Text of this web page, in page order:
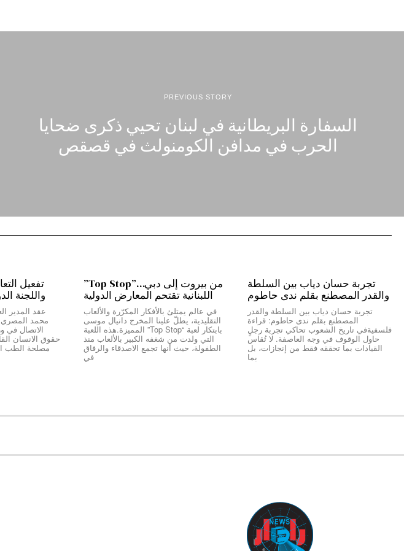
PREVIOUS STORY
السفارة البريطانية في لبنان تحيي ذكرى ضحايا
الحرب في مدافن الكومنولث في قصقص
تجربة حسان دياب بين السلطة
والقدر المصطنع بقلم ندى حاطوم
تجربة حسان دياب بين السلطة والقدر
المصطنع بقلم ندى حاطوم: قراءة
فلسفيةفي تاريخ الشعوب تحاكي تجربة رجلٍ
حاول الوقوف في وجه العاصفة. لا تُقاس
القيادات بما تحققه فقط من إنجازات، بل
بما
من بيروت إلى دبي…”Top Stop”
اللبنانية تقتحم المعارض الدولية
في عالم يمتلئ بالأفكار المكرّرة والألعاب
التقليدية، يطلّ علينا المخرج دانيال موسى
بابتكار لعبة “Top Stop” المميزة.هذه اللعبة
التي ولدت من شغفه الكبير بالألعاب منذ
الطفولة، حيث أنها تجمع الاصدقاء والرفاق
في
تفعيل
واللجنة
عقد المدير
محمد
الاتصال في
حقوق الانسان
مصلحة الطب